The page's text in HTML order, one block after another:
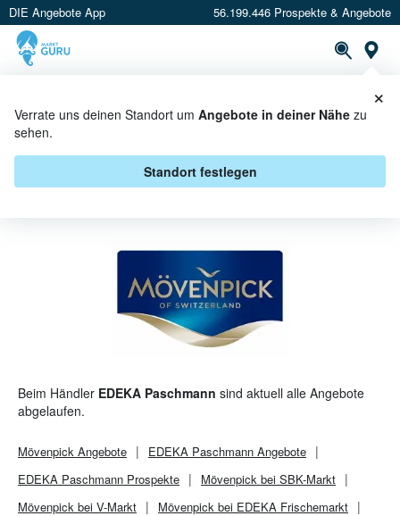
DIE Angebote App 56.199.446 Prospekte & Angebote
Verrate uns deinen Standort um Angebote in deiner Nähe zu
sehen.
Standort festlegen
×
MÖVENPICK BEI EDEKA
PASCHMANN - ANGEBOTE &
AKTIONEN
Beim Händler EDEKA Paschmann sind aktuell alle Angebote
abgelaufen.
Mövenpick Angebote EDEKA Paschmann Angebote
EDEKA Paschmann Prospekte
Mövenpick bei SBK-Markt
Mövenpick bei V-Markt
Mövenpick bei EDEKA Frischemarkt